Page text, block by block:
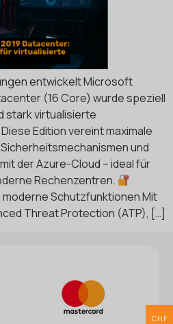
entwickelt Microsoft
(16 Core) wurde speziell
stark virtualisierte
Edition vereint maximale
und
der Azure-Cloud – ideal für
Rechenzentren.
Schutzfunktionen Mit
Threat Protection (ATP), […]
CHF